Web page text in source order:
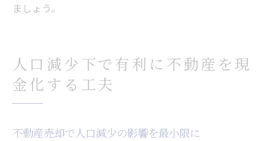
ましょう。
人口減少下で有利に不動産を現
金化する工夫
不動産売却で人口減少の影響を最小限に